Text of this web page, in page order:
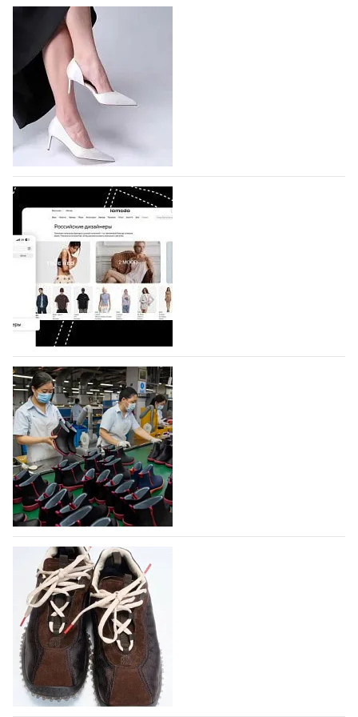
На участие в Московской неделе моды
подано 1047 заявок
На участие в седьмой Московской неделе моды,
которая пройдет в российской столице с 26 сентября
по 1 октября, уже подано 1047 заявок. Примерно
половину из них (494) прислали дизайнеры,
коллекции которых не были представлены в…
07.08.2026 769
BALLINA представит свои новинки на Euro
Shoes
Компания BALLINA Guangzhou Lihuang Footwear
Co., Ltd., основанная в 2011 году и расположенная в
Гуанчжоу, столице моды Китая, является
профессиональной обувной компанией,
объединяющей разработку, производство и…
07.08.2026 637
На платформе Lamoda - новый раздел и
условия продвижения локальных
дизайнерских марок
Российский маркетплейс Lamoda решил обновить
раздел для продажи продукции локальных
дизайнерских марок одежды, обуви и аксессуаров.
Бренды также получат маркетинговую…
06.08.2026 818
Объем мирового производства обуви в
2025 году практически не увеличился
В 2025 году мировое производство обуви
практически не изменилось, зафиксировав
незначительный рост на 0,1% до 24,6 млрд пар, -
данные опубликованы в аналитическом вестнике
«Всемирный ежегодник обуви 2026», Португальской